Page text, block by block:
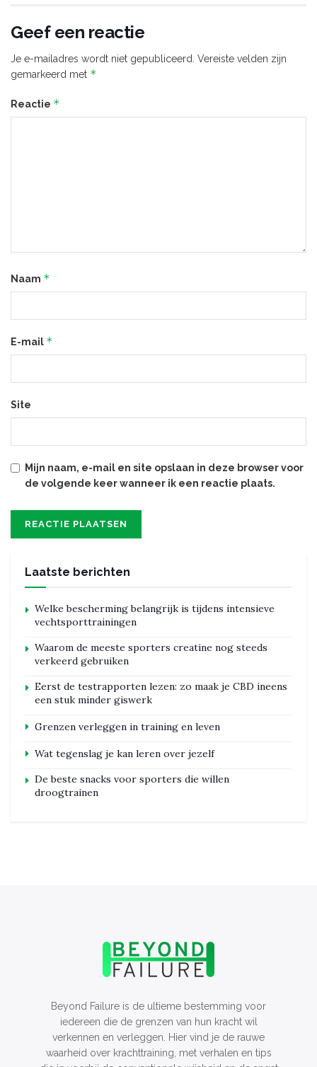
Geef een reactie
Je e-mailadres wordt niet gepubliceerd. Vereiste velden zijn
gemarkeerd met *
Reactie *
Naam *
E-mail *
Site
Mijn naam, e-mail en site opslaan in deze browser voor
de volgende keer wanneer ik een reactie plaats.
Laatste berichten
Welke bescherming belangrijk is tijdens intensieve
vechtsporttrainingen
Waarom de meeste sporters creatine nog steeds
verkeerd gebruiken
Eerst de testrapporten lezen: zo maak je CBD ineens
een stuk minder giswerk
Grenzen verleggen in training en leven
Wat tegenslag je kan leren over jezelf
De beste snacks voor sporters die willen
droogtrainen
Beyond Failure is de ultieme bestemming voor
iedereen die de grenzen van hun kracht wil
verkennen en verleggen. Hier vind je de rauwe
waarheid over krachttraining, met verhalen en tips